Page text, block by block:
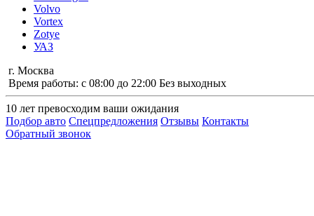
Volvo
Vortex
Zotye
УАЗ
г. Москва
Время работы: с 08:00 до 22:00 Без выходных
10 лет превосходим ваши ожидания
Подбор авто Спецпредложения Отзывы Контакты
Обратный звонок